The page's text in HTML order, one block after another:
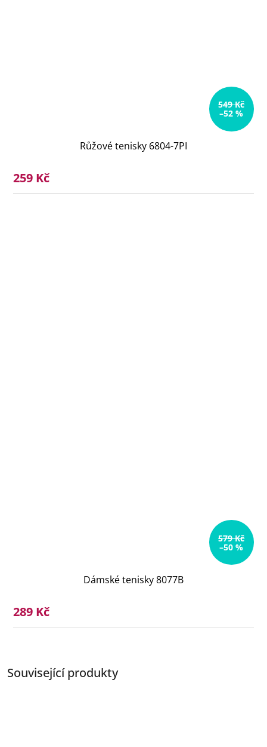
Související produkty
549 Kč
–52 %
Růžové tenisky 6804-7PI
259 Kč
579 Kč
–50 %
Dámské tenisky 8077B
289 Kč